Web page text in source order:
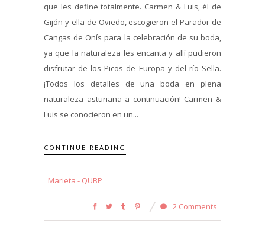
que les define totalmente. Carmen & Luis, él de
Gijón y ella de Oviedo, escogieron el Parador de
Cangas de Onís para la celebración de su boda,
ya que la naturaleza les encanta y allí pudieron
disfrutar de los Picos de Europa y del río Sella.
¡Todos los detalles de una boda en plena
naturaleza asturiana a continuación! Carmen &
Luis se conocieron en un...
CONTINUE READING
Marieta - QUBP
2 Comments